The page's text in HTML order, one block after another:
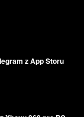
z App Storu